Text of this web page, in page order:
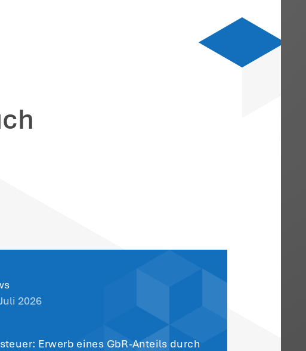
des Mandanten auf rechtliches Gehör verletzt.
unzulässig abgewiesen und sich daher nicht
Urteil des FG als auch den Beschluss des
zur Fortsetzung des Verfahrens
Stand nicht mit der gegebenen
ohne Verschulden verhindert
einzureichen. Angesichts der sehr deutlichen
dem Antrag auf Wiedereinsetzung in den
dann über die eigentliche Begründung